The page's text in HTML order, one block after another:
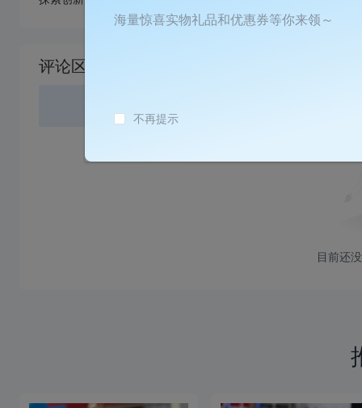
失
评论区
目前还
海量惊喜实物礼品和优惠券等你来领～
不再提示